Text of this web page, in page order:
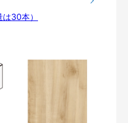
30本）